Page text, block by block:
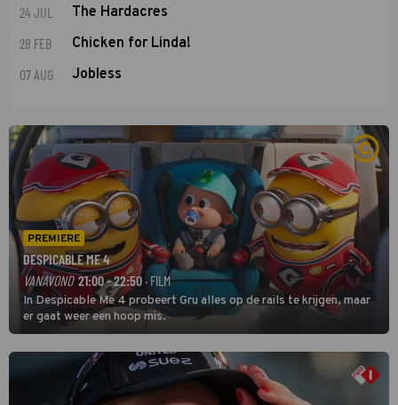
24 JUL The Hardacres
28 FEB Chicken for Linda!
07 AUG Jobless
PREMIERE
DESPICABLE ME 4
VANAVOND 21:00 - 22:50 · FILM
In Despicable Me 4 probeert Gru alles op de rails te krijgen, maar
er gaat weer een hoop mis.